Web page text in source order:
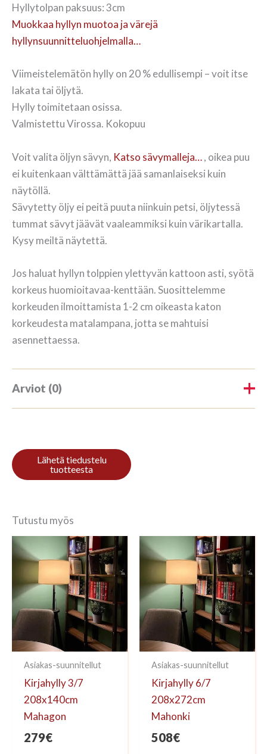
Hyllytolpan paksuus: 3cm
Muokkaa hyllyn muotoa ja värejä
hyllynsuunnitteluohjelmalla…
Viimeistelemätön hylly on 20 % edullisempi – voit itse
lakata tai öljytä.
Hylly toimitetaan osissa.
Valmistettu Virossa. Kokopuu
Voit valita öljyn sävyn, Katso sävymalleja…, oikea puu
ei kuitenkaan välttämättä jää samanlaiseksi kuin
näytöllä.
Sävytetty öljy ei peitä puuta niinkuin petsi, öljytessä
tummat sävyt jäävät vaaleammiksi kuin värikartalla.
Kysy meiltä näytettä.
Jos haluat hyllyn tolppien ylettyvän kattoon asti, syötä
korkeus huomioitavaa-kenttään. Suosittelemme
korkeuden ilmoittamista 1-2 cm oikeasta katon
korkeudesta matalampana, jotta se mahtuisi
asennettaessa.
Arviot (0)
Kirjoita ensimmäinen arvio
Sinun on
kirjoittaa arvioinnin.
Tutustu myös
Asiakas-suunnitellut
Kirjahylly 3/7
208x140cm
Mahagon
279€
Asiakas-suunnitellut
Kirjahylly 6/7
208x272cm
Mahonki
508€